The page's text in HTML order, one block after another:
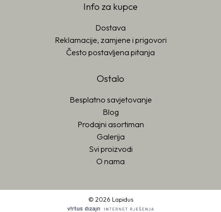
Info za kupce
Dostava
Reklamacije, zamjene i prigovori
Često postavljena pitanja
Ostalo
Besplatno savjetovanje
Blog
Prodajni asortiman
Galerija
Svi proizvodi
O nama
© 2026 Lapidus